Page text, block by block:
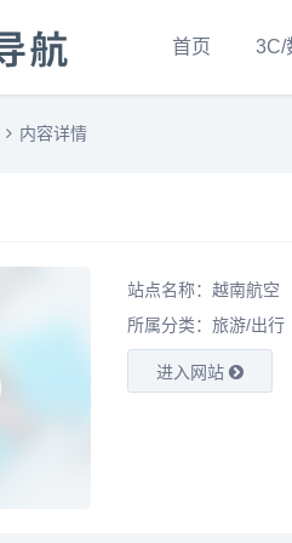
首页 3C/
内容详情
站点名称：越南航空
所属分类： 旅游/出行
进入网站